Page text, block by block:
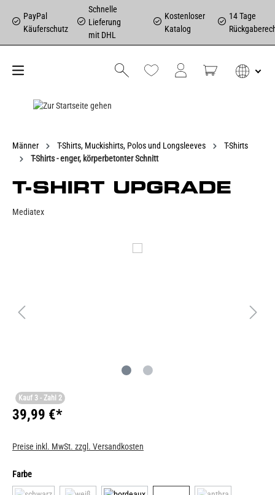
PayPal
Käuferschutz
Schnelle
Lieferung
mit DHL
Kostenloser
Katalog
14 Tage
Männer T-Shirts, Muckishirts, Polos und Longsleeves
T-Shirts
T-Shirts - enger, körperbetonter Schnitt
T-SHIRT UPGRADE
Mediatex
Kauf 3 - Zahl 2
39,99 €*
Preise inkl. MwSt. zzgl. Versandkosten
Farbe